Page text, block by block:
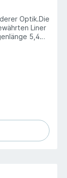
Optik.Die
Liner
5,4